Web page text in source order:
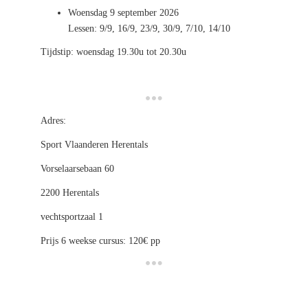
Woensdag 9 september 2026
Lessen: 9/9, 16/9, 23/9, 30/9, 7/10, 14/10
Tijdstip: woensdag 19.30u tot 20.30u
Adres:
Sport Vlaanderen Herentals
Vorselaarsebaan 60
2200 Herentals
vechtsportzaal 1
Prijs 6 weekse cursus: 120€ pp